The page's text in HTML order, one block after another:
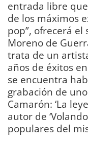
entrada libre
de los máximos
pop”, ofrecerá el
Moreno de
trata de un
años de éxitos
se encuentra
grabación de
Camarón: ‘La
autor de
populares del